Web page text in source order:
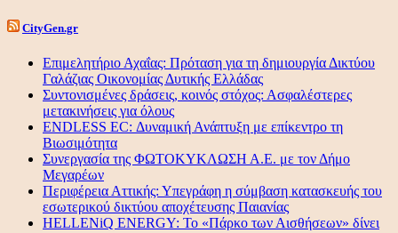
CityGen.gr
Επιμελητήριο Αχαΐας: Πρόταση για τη δημιουργία Δικτύου
Γαλάζιας Οικονομίας Δυτικής Ελλάδας
Συντονισμένες δράσεις, κοινός στόχος: Ασφαλέστερες
μετακινήσεις για όλους
ENDLESS EC: Δυναμική Ανάπτυξη με επίκεντρο τη
Βιωσιμότητα
Συνεργασία της ΦΩΤΟΚΥΚΛΩΣΗ Α.Ε. με τον Δήμο
Μεγαρέων
Περιφέρεια Αττικής: Υπεγράφη η σύμβαση κατασκευής του
εσωτερικού δικτύου αποχέτευσης Παιανίας
HELLENiQ ENERGY: Το «Πάρκο των Αισθήσεων» δίνει